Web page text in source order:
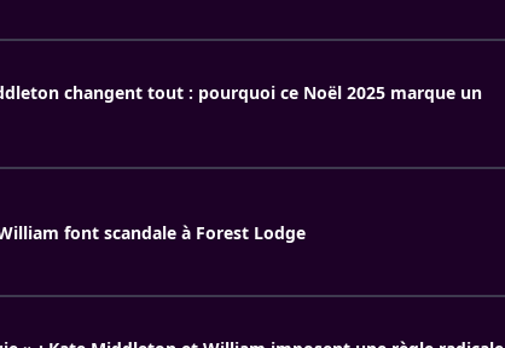
changent tout : pourquoi ce Noël 2025 marque un
font scandale à Forest Lodge